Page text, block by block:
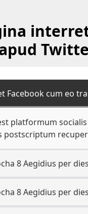
Facebook cum eo
platformum
postscriptum
8 Aegidius per
8 Aegidius per